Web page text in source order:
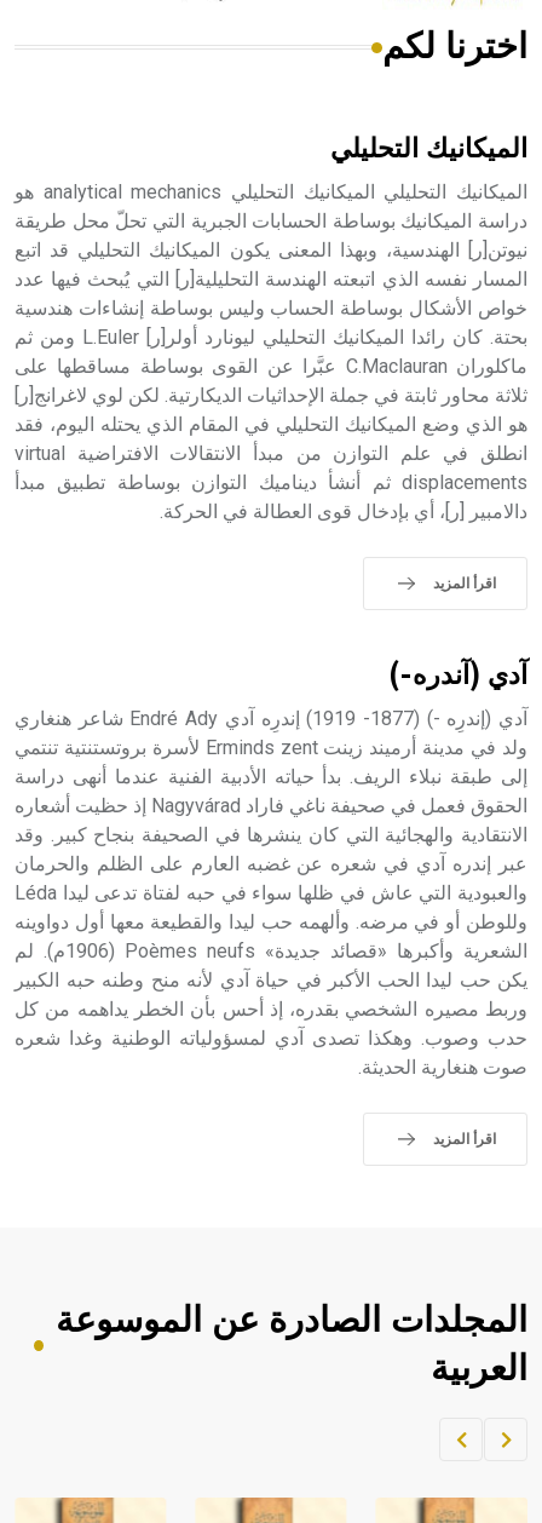
هل تعلم أن الأبسيد كلمة فرنسية اللفظ تم اعتمادها مصطلحاً
- هل تعلم أن أبجر Abgar اسم معروف جيداً يعود إلى عدد من
الملوك الذين حكموا مدينة إديسا (الرها) من أبجر الأول وحتى
التاسع، وهم ينتسبون إلى أسرة أوسروين
- هل تعلم أن الأبجدية الكنعانية تتألف من /22/ علامة كتابية
sign تكتب منفصلة غير متصلة، وتعتمد المبدأ الأكوروفوني،
حيث تقتصر القيمة الصوتية للعلامة الك
اخترنا لكم
الميكانيك التحليلي
الميكانيك التحليلي الميكانيك التحليلي analytical mechanics هو
دراسة الميكانيك بوساطة الحسابات الجبرية التي تحلّ محل طريقة
نيوتن[ر] الهندسية، وبهذا المعنى يكون الميكانيك التحليلي قد اتبع
المسار نفسه الذي اتبعته الهندسة التحليلية[ر] التي يُبحث فيها عدد
خواص الأشكال بوساطة الحساب وليس بوساطة إنشاءات هندسية
بحتة. كان رائدا الميكانيك التحليلي ليونارد أولر[ر] L.Euler ومن ثم
ماكلوران C.Maclauran عبَّرا عن القوى بوساطة مساقطها على
ثلاثة محاور ثابتة في جملة الإحداثيات الديكارتية. لكن لوي لاغرانج[ر]
هو الذي وضع الميكانيك التحليلي في المقام الذي يحتله اليوم، فقد
انطلق في علم التوازن من مبدأ الانتقالات الافتراضية virtual
displacements ثم أنشأ ديناميك التوازن بوساطة تطبيق مبدأ
دالامبير [ر]، أي بإدخال قوى العطالة في الحركة.
اقرأ المزيد
آدي (آندره-)
آدي (إندرِه -) (1877- 1919) إندرِه آدي Endré Ady شاعر هنغاري
ولد في مدينة أرميند زينت Erminds zent لأسرة بروتستنتية تنتمي
إلى طبقة نبلاء الريف. بدأ حياته الأدبية الفنية عندما أنهى دراسة
الحقوق فعمل في صحيفة ناغي فاراد Nagyvárad إذ حظيت أشعاره
الانتقادية والهجائية التي كان ينشرها في الصحيفة بنجاح كبير. وقد
عبر إندره آدي في شعره عن غضبه العارم على الظلم والحرمان
والعبودية التي عاش في ظلها سواء في حبه لفتاة تدعى ليدا Léda
وللوطن أو في مرضه. وألهمه حب ليدا والقطيعة معها أول دواوينه
الشعرية وأكبرها «قصائد جديدة» Poèmes neufs (1906م). لم
يكن حب ليدا الحب الأكبر في حياة آدي لأنه منح وطنه حبه الكبير
وربط مصيره الشخصي بقدره، إذ أحس بأن الخطر يداهمه من كل
حدب وصوب. وهكذا تصدى آدي لمسؤولياته الوطنية وغدا شعره
صوت هنغارية الحديثة.
اقرأ المزيد
المجلدات الصادرة عن الموسوعة
العربية